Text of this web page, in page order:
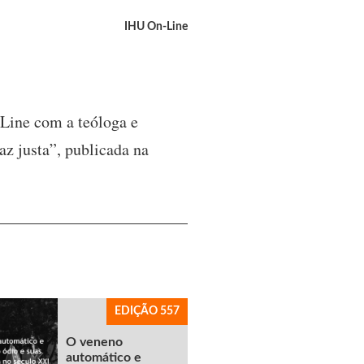
IHU On-Line
com a teóloga e
justa”, publicada na
EDIÇÃO 557
O veneno
automático e